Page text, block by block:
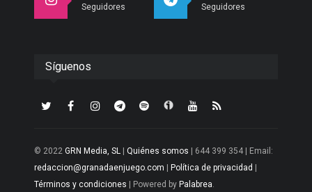
Seguidores
Seguidores
Síguenos
© 2022 GRN Media, SL | Quiénes somos | 644 399 354 | Email:
redaccion@granadaenjuego.com | Política de privacidad |
Términos y condiciones | Powered by Palabrea